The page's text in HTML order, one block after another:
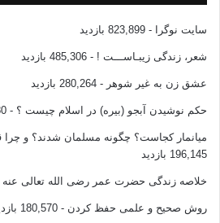
سایت نوگرا - 823,899 بازدید
شعر، زندگی زیبـاســـت ! - 485,306 بازدید
عشق زن به غیر شوهر - 280,264 بازدید
حکم نوشیدن آبجو (بیره) در اسلام چیست ؟ - 271,330 بازدید
میانمار کجاست؟ چگونه مسلمان شدند؟ و
196,145 بازدید
خلاصه زندگی حضرت عمر رضی الله تعالی عنه
روش صحیح و علمی حفظ کردن - 180,570 بازدید